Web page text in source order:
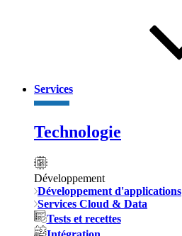
Services
Technologie
Développement
Développement d'applications
Services Cloud & Data
Tests et recettes